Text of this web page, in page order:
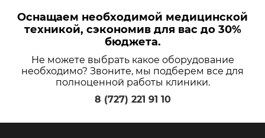
Оснащаем необходимой медицинской
техникой, сэкономив для вас до 30%
бюджета.
Не можете выбрать какое оборудование
необходимо? Звоните, мы подберем все для
полноценной работы клиники.
8 (727) 221 91 10